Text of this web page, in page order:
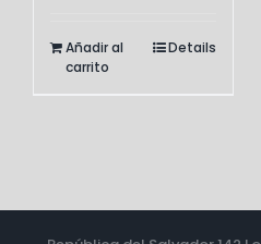
Añadir al
carrito
Details